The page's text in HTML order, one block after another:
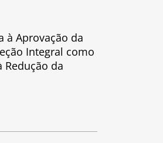
à Aprovação da
Integral como
da